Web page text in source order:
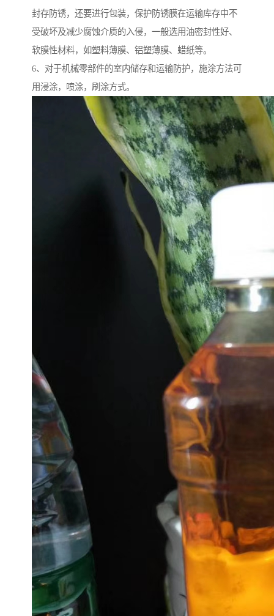
封存防锈，还要进行包装，保护防锈膜在运输库存中不
受破坏及减少腐蚀介质的入侵，一般选用油密封性好、
软膜性材料，如塑料薄膜、铝塑薄膜、蜡纸等。
6、对于机械零部件的室内储存和运输防护，施涂方法可
用浸涂，喷涂，刷涂方式。